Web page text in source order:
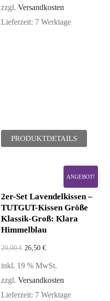
zzgl. Versandkosten
Lieferzeit: 7 Werktage
PRODUKTDETAILS
ANGEBOT!
2er-Set Lavendelkissen –
TUTGUT-Kissen Größe
Klassik-Groß: Klara
Himmelblau
29,00€ 26,50 €
inkl. 19 % MwSt.
zzgl. Versandkosten
Lieferzeit: 7 Werktage